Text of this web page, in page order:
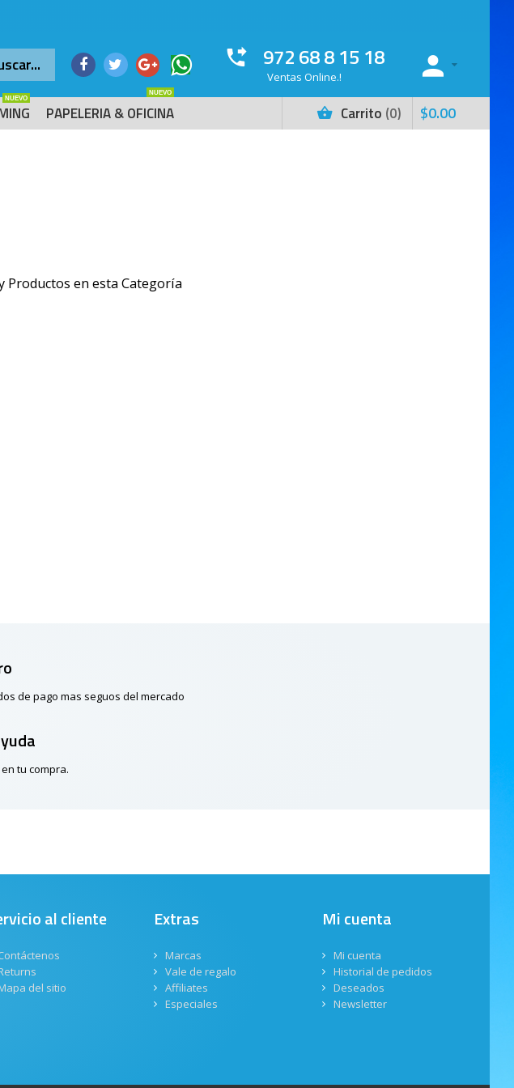
972 68 8 15 18
Ventas Online.!
NUEVO
PAPELERIA & OFICINA
NUEVO
Carrito 0 $0.00
Productos en esta Categoría
de pago mas seguos del mercado
tu compra.
al cliente
del sitio
Extras
Marcas
Vale de regalo
Affiliates
Especiales
Mi cuenta
Mi cuenta
Historial de pedidos
Deseados
Newsletter